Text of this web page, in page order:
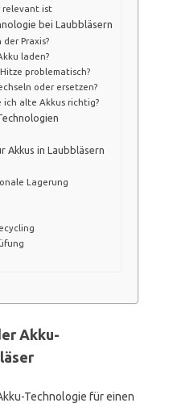
relevant ist
bei Laubbläsern
Praxis?
laden?
problematisch?
oder ersetzen?
ich alte Akkus richtig?
Akkus in Laubbläsern
Lagerung
Akku-
Technologie für einen